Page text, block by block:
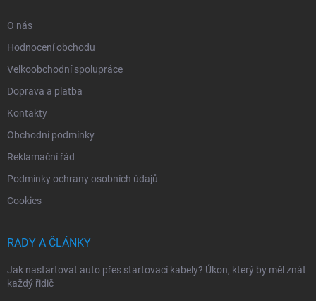
O nás
Hodnocení obchodu
Velkoobchodní spolupráce
Doprava a platba
Kontakty
Obchodní podmínky
Reklamační řád
Podmínky ochrany osobních údajů
Cookies
RADY A ČLÁNKY
Jak nastartovat auto přes startovací kabely? Úkon, který by měl znát
každý řidič